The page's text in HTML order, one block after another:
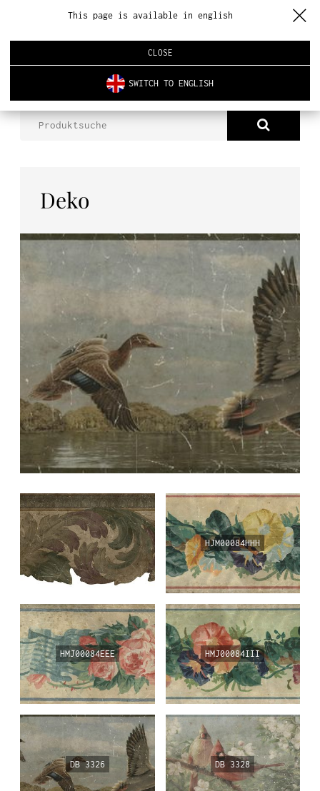
ÜBER UNS
REALISIERUNGEN
AKTUELLES
PL EN
TAPETEN PATINIERTE TAPETE
Deko
HJM00084HHH
HMJ00084EEE HMJ00084III
DB 3326 DB 3328
This page is available in english
CLOSE
SWITCH TO ENGLISH